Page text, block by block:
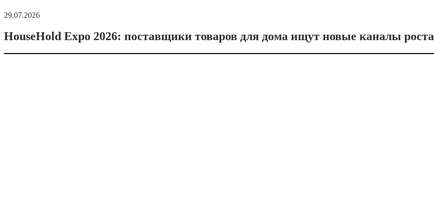
29.07.2026
HouseHold Expo 2026: поставщики товаров для дома ищут новые каналы роста